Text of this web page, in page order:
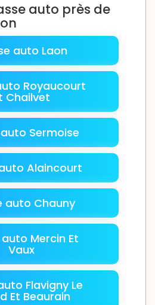
auto près de
auto Laon
Royaucourt
Chailvet
Sermoise
Alaincourt
auto Chauny
Mercin Et
Vaux
Flavigny Le
Et Beaurain